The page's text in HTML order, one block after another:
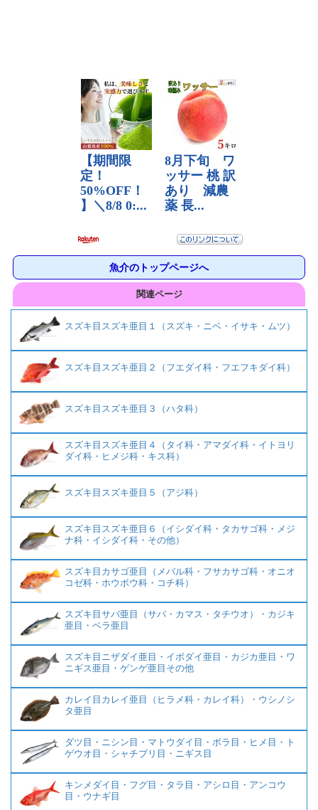
魚介のトップページへ
関連ページ
スズキ目スズキ亜目１（スズキ・ニベ・イサキ・ムツ）
スズキ目スズキ亜目２（フエダイ科・フエフキダイ科）
スズキ目スズキ亜目３（ハタ科）
スズキ目スズキ亜目４（タイ科・アマダイ科・イトヨリ
ダイ科・ヒメジ科・キス科）
スズキ目スズキ亜目５（アジ科）
スズキ目スズキ亜目６（イシダイ科・タカサゴ科・メジ
ナ科・イシダイ科・その他）
スズキ目カサゴ亜目（メバル科・フサカサゴ科・オニオ
コゼ科・ホウボウ科・コチ科）
スズキ目サバ亜目（サバ・カマス・タチウオ）・カジキ
亜目・ベラ亜目
スズキ目ニザダイ亜目・イボダイ亜目・カジカ亜目・ワ
ニギス亜目・ゲンゲ亜目その他
カレイ目カレイ亜目（ヒラメ科・カレイ科）・ウシノシ
タ亜目
ダツ目・ニシン目・マトウダイ目・ボラ目・ヒメ目・ト
ゲウオ目・シャチブリ目・ニギス目
キンメダイ目・フグ目・タラ目・アシロ目・アンコウ
目・ウナギ目